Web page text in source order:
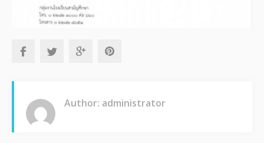
Author: administrator